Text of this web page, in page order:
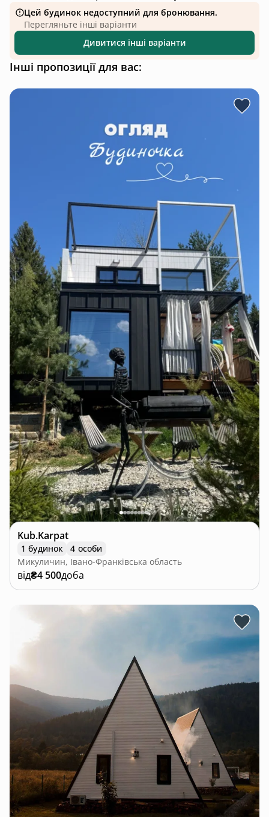
Цей будинок недоступний для бронювання.
Перегляньте інші варіанти
Дивитися інші варіанти
Інші пропозиції для вас:
Kub.Karpat
1 будинок
4 особи
Микуличин, Івано-Франківська область
від₴4 500доба